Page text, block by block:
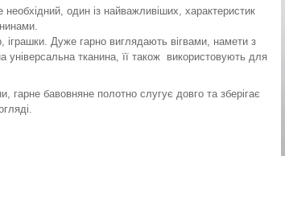
один із найважливіших, характеристик
Дуже гарно виглядають вігвами, намети з
універсальна тканина, її також використовують для
гарне бавовняне полотно слугує довго та зберігає